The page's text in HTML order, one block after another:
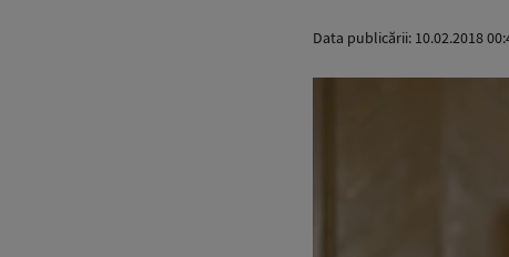
Data publicării: 10.02.2018